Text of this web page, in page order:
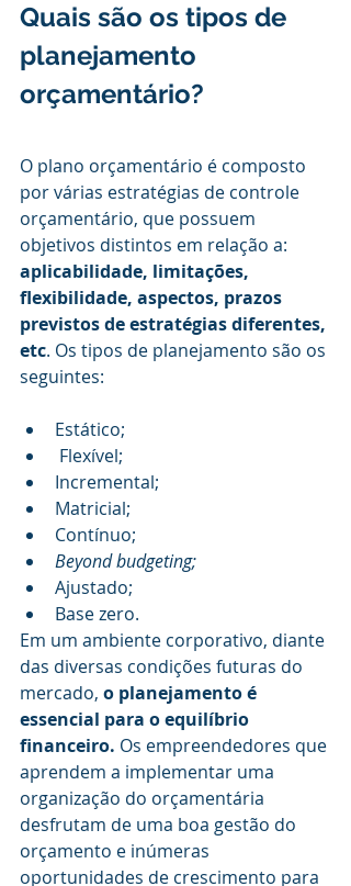
Quais são os tipos de
planejamento
orçamentário?
O plano orçamentário é composto
por várias estratégias de controle
orçamentário, que possuem
objetivos distintos em relação a:
aplicabilidade, limitações,
flexibilidade, aspectos, prazos
previstos de estratégias diferentes,
etc. Os tipos de planejamento são os
seguintes:
Estático;
Flexível;
Incremental;
Matricial;
Contínuo;
Beyond budgeting;
Ajustado;
Base zero.
Em um ambiente corporativo, diante
das diversas condições futuras do
mercado, o planejamento é
essencial para o equilíbrio
financeiro. Os empreendedores que
aprendem a implementar uma
organização do orçamentária
desfrutam de uma boa gestão do
orçamento e inúmeras
oportunidades de crescimento para